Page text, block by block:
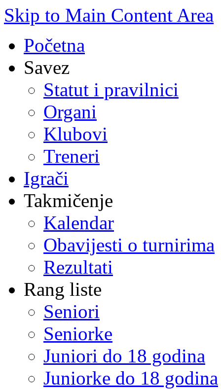
Skip to Main Content Area
Početna
Savez
Statut i pravilnici
Organi
Klubovi
Treneri
Igrači
Takmičenje
Kalendar
Obavijesti o turnirima
Rezultati
Rang liste
Seniori
Seniorke
Juniori do 18 godina
Juniorke do 18 godina